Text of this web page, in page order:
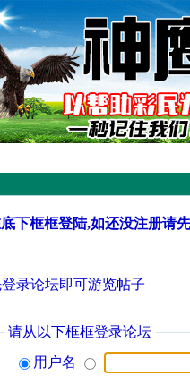
下框框登陆,如还没注册请
录论坛即可游览帖子
请从以下框框登录论坛
用户名